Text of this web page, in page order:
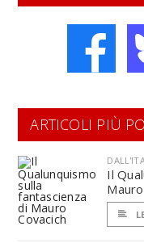
ARTICOLI PIÙ
Il